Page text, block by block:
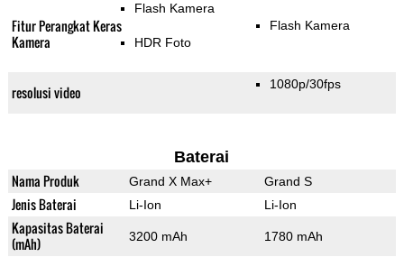
Fitur Perangkat Keras
Kamera
Flash Kamera
HDR Foto
Flash Kamera
resolusi video 1080p/30fps
Baterai
Nama Produk Grand X Max+ Grand S
Jenis Baterai Li-Ion Li-Ion
Kapasitas Baterai
(mAh)
3200 mAh 1780 mAh